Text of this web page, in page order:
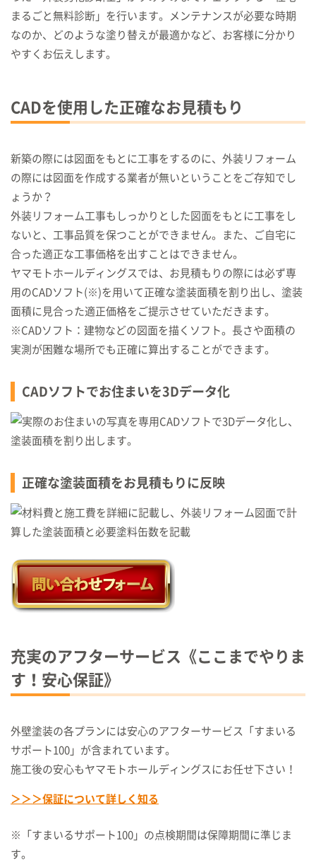
まるごと無料診断」を行います。メンテナンスが必要な時期
なのか、どのような塗り替えが最適かなど、お客様に分かり
やすくお伝えします。
CADを使用した正確なお見積もり
新築の際には図面をもとに工事をするのに、外装リフォーム
の際には図面を作成する業者が無いということをご存知でし
ょうか？
外装リフォーム工事もしっかりとした図面をもとに工事をし
ないと、工事品質を保つことができません。また、ご自宅に
合った適正な工事価格を出すことはできません。
ヤマモトホールディングスでは、お見積もりの際には必ず専
用のCADソフト(※)を用いて正確な塗装面積を割り出し、塗装
面積に見合った適正価格をご提示させていただきます。
※CADソフト：建物などの図面を描くソフト。長さや面積の
実測が困難な場所でも正確に算出することができます。
CADソフトでお住まいを3Dデータ化
正確な塗装面積をお見積もりに反映
充実のアフターサービス《ここまでやりま
す！安心保証》
外壁塗装の各プランには安心のアフターサービス「すまいる
サポート100」が含まれています。
施工後の安心もヤマモトホールディングスにお任せ下さい！
＞＞＞保証について詳しく知る
※「すまいるサポート100」の点検期間は保障期間に準じま
す。